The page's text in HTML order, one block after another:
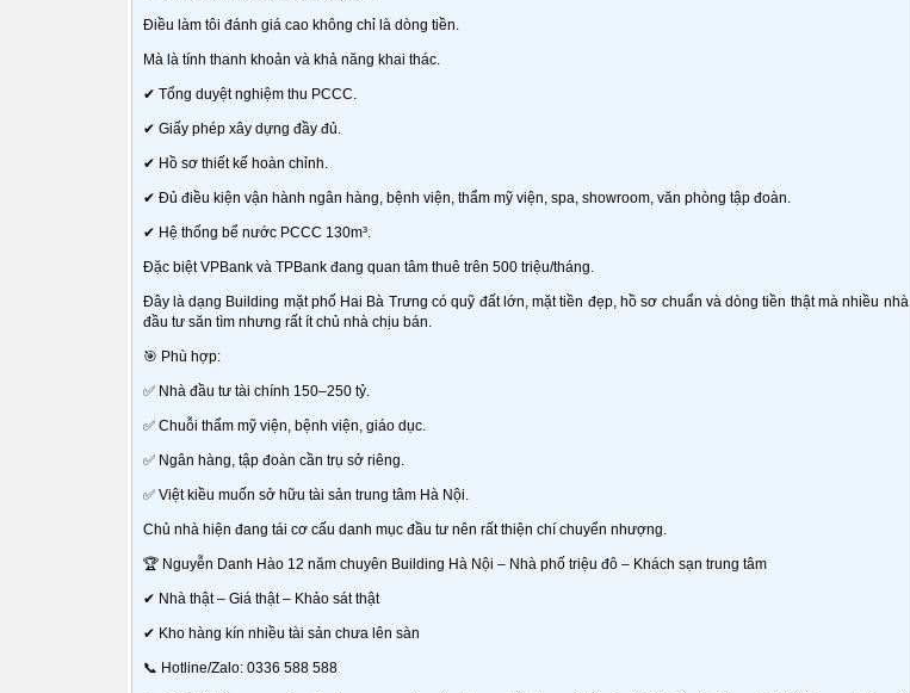
Điều làm tôi đánh giá cao không chỉ là dòng tiền.
Mà là tính thanh khoản và khả năng khai thác.
✔ Tổng duyệt nghiệm thu PCCC.
✔ Giấy phép xây dựng đầy đủ.
✔ Hồ sơ thiết kế hoàn chỉnh.
✔ Đủ điều kiện vận hành ngân hàng, bệnh viện, thẩm mỹ viện, spa, showroom, văn phòng tập đoàn.
✔ Hệ thống bể nước PCCC 130m³.
Đặc biệt VPBank và TPBank đang quan tâm thuê trên 500 triệu/tháng.
Đây là dạng Building mặt phố Hai Bà Trưng có quỹ đất lớn, mặt tiền đẹp, hồ sơ chuẩn và dòng tiền thật mà nhiều nhà
đầu tư săn tìm nhưng rất ít chủ nhà chịu bán.
🎯 Phù hợp:
✅ Nhà đầu tư tài chính 150–250 tỷ.
✅ Chuỗi thẩm mỹ viện, bệnh viện, giáo dục.
✅ Ngân hàng, tập đoàn cần trụ sở riêng.
✅ Việt kiều muốn sở hữu tài sản trung tâm Hà Nội.
Chủ nhà hiện đang tái cơ cấu danh mục đầu tư nên rất thiện chí chuyển nhượng.
🏆 Nguyễn Danh Hào 12 năm chuyên Building Hà Nội – Nhà phố triệu đô – Khách sạn trung tâm
✔ Nhà thật – Giá thật – Khảo sát thật
✔ Kho hàng kín nhiều tài sản chưa lên sàn
📞 Hotline/Zalo: 0336 588 588